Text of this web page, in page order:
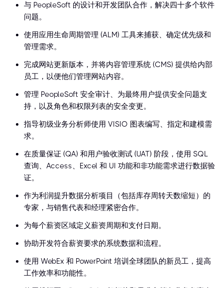
与 PeopleSoft 的设计和开发团队合作，解决四十多个软件
问题。
使用应用生命周期管理 (ALM) 工具来捕获、确定优先级和
管理需求。
完成网站更新版本，并将内容管理系统 (CMS) 提供给内部
员工，以便他们管理网站内容。
管理 PeopleSoft 安全审计、为最终用户提供安全问题支
持，以及角色和权限列表的安全变更。
指导初级业务分析师使用 VISIO 图表编写、指定和建模需
求。
在质量保证 (QA) 和用户验收测试 (UAT) 阶段，使用 SQL
查询、Access、Excel 和 UI 功能和非功能需求进行数据验
证。
作为利润提升数据分析项目（包括库存周转天数缩短）的
专家，与销售代表和经理紧密合作。
为每个薪资区域定义薪资周期和支付日期。
协助开发符合薪资要求的系统数据和流程。
使用 WebEx 和 PowerPoint 培训全球团队的新员工，提高
工作效率和功能性。